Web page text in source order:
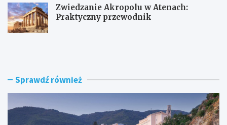
Zwiedzanie Akropolu w Atenach:
Praktyczny przewodnik
Z
z
i
B
i
Ś
Sprawdź również